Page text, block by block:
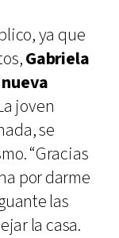
ya que
Gabriela
joven
se
“Gracias
por darme
las
la casa.